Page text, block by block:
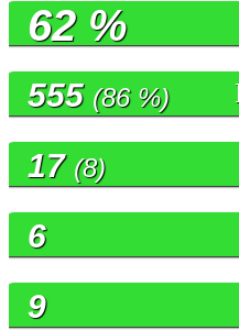
62 %
555 (86 %)
17 (8)
6
9